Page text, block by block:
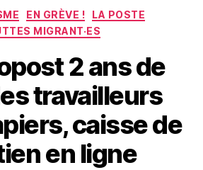
Catégories
EN GRÈVE !
LA POSTE
MIGRANT·ES
2 ans de
travailleurs
caisse de
en ligne